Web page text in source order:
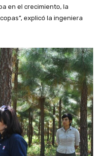
en el crecimiento, la
explicó la ingeniera